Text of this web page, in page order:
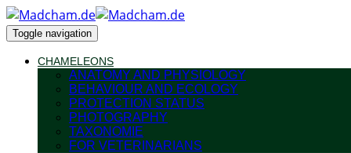
Toggle navigation
CHAMELEONS
ANATOMY AND PHYSIOLOGY
BEHAVIOUR AND ECOLOGY
PROTECTION STATUS
PHOTOGRAPHY
TAXONOMIE
FOR VETERINARIANS